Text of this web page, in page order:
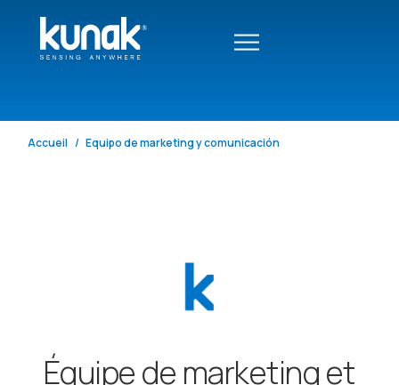
Accueil Equipo de marketing y comunicación
Équipe de marketing et